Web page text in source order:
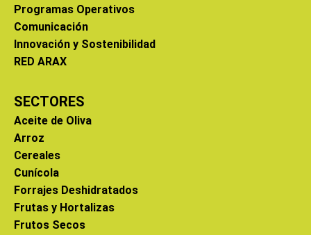
Programas Operativos
Comunicación
Innovación y Sostenibilidad
RED ARAX
SECTORES
Aceite de Oliva
Arroz
Cereales
Cunícola
Forrajes Deshidratados
Frutas y Hortalizas
Frutos Secos